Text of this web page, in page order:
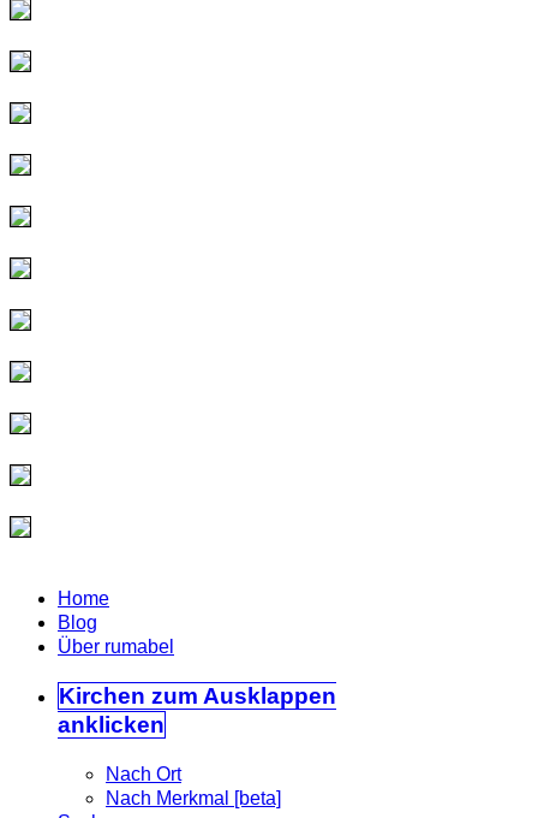
Home
Blog
Über rumabel
Kirchen zum Ausklappen
anklicken
Nach Ort
Nach Merkmal [beta]